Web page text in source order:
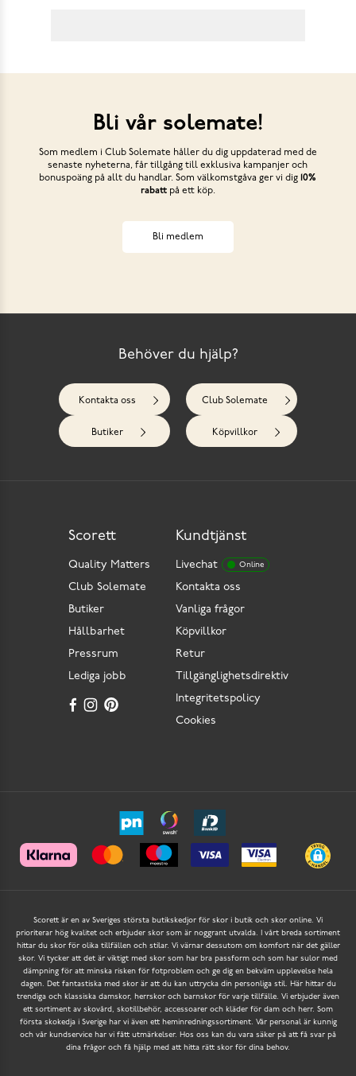
Bli vår solemate!
Som medlem i Club Solemate håller du dig uppdaterad med de
senaste nyheterna, får tillgång till exklusiva kampanjer och
bonuspoäng på allt du handlar. Som välkomstgåva ger vi dig 10%
rabattpå ett köp.
Bli medlem
Behöver du hjälp?
Kontakta oss Club Solemate
Butiker Köpvillkor
Kundtjänst
Livechat Online
Kontakta oss
Vanliga frågor
Köpvillkor
Retur
Tillgänglighetsdirektiv
Integritetspolicy
Cookies
Scorett
Quality Matters
Club Solemate
Butiker
Hållbarhet
Pressrum
Lediga jobb
Scorett är en av Sveriges största butikskedjor för skor i butik och skor online. Vi
prioriterar hög kvalitet och erbjuder skor som är noggrant utvalda. I vårt breda sortiment
hittar du skor för olika tillfällen och stilar. Vi värnar dessutom om komfort när det gäller
skor. Vi tycker att det är viktigt med skor som har bra passform och som har sulor med
dämpning för att minska risken för fotproblem och ge dig en bekväm upplevelse hela
dagen. Det fantastiska med skor är att du kan uttrycka din personliga stil. Här hittar du
trendiga och klassiska damskor, herrskor och barnskor för varje tillfälle. Vi erbjuder även
ett sortiment av skovård, skotillbehör, accessoarer och kläder för dam och herr. Som
första skokedja i Sverige har vi även ett heminredningssortiment. Vår personal är kunnig
och vår kundservice har vi fått utmärkelser. Hos oss kan du vara säker på att få svar på
dina frågor och få hjälp med att hitta rätt skor för dina behov.